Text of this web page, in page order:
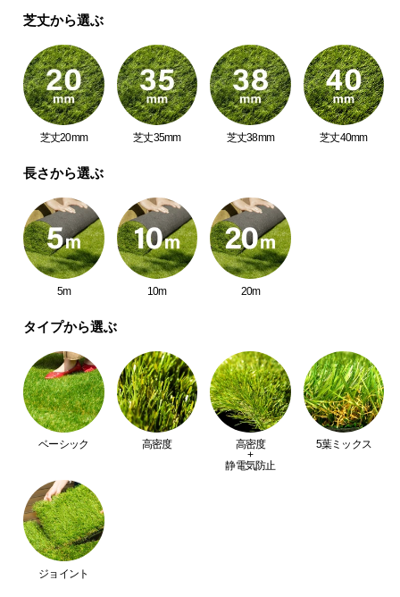
型
商
品
の
配
送
つ
て
小
型
の
配
送
に
つ
い
開
梱
設
芝丈から選ぶ
芝丈20mm 芝丈35mm 芝丈38mm 芝丈40mm
長さから選ぶ
5m 10m 20m
タイプから選ぶ
ベーシック 高密度
高密度
+
静電気防止
5葉ミックス
ジョイント